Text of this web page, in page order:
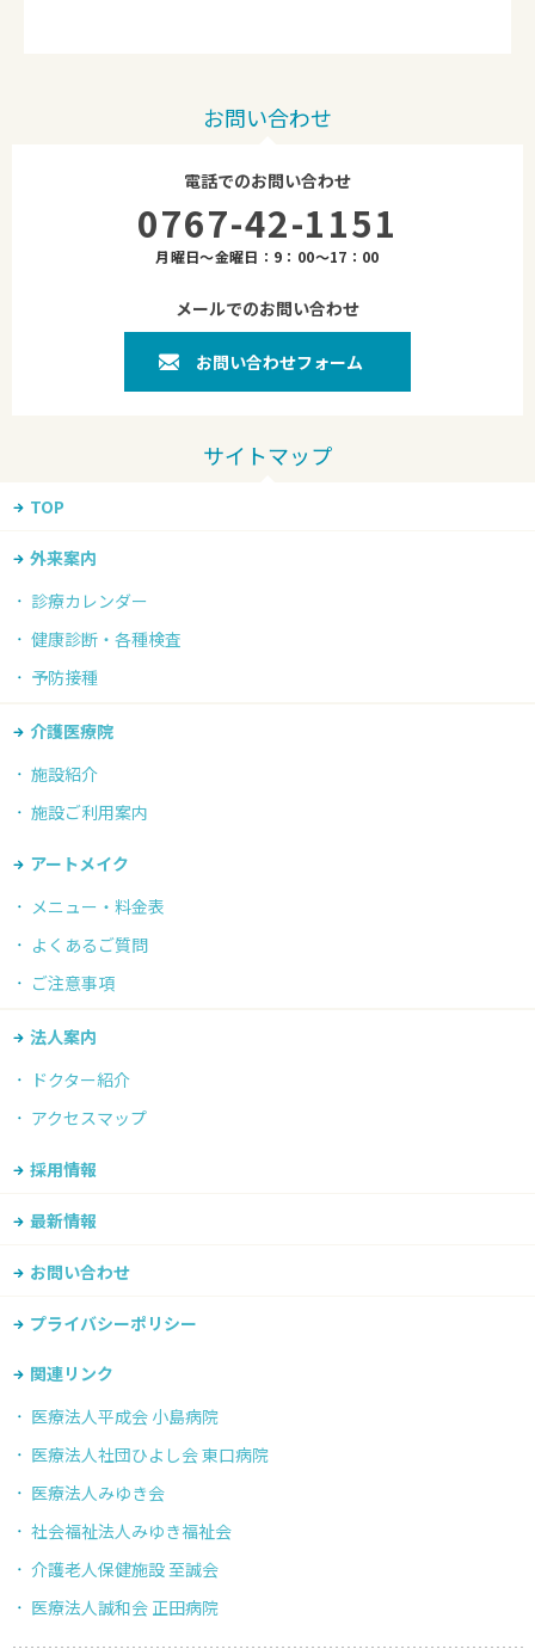
お問い合わせ
電話でのお問い合わせ
0767-42-1151
月曜日～金曜日：9：00～17：00
メールでのお問い合わせ
お問い合わせフォーム
TOP
外来案内
診療カレンダー
健康診断・各種検査
予防接種
介護医療院
施設紹介
施設ご利用案内
アートメイク
メニュー・料金表
よくあるご質問
ご注意事項
法人案内
ドクター紹介
アクセスマップ
採用情報
最新情報
お問い合わせ
プライバシーポリシー
関連リンク
医療法人平成会 小島病院
医療法人社団ひよし会 東口病院
医療法人みゆき会
社会福祉法人みゆき福祉会
介護老人保健施設 至誠会
医療法人誠和会 正田病院